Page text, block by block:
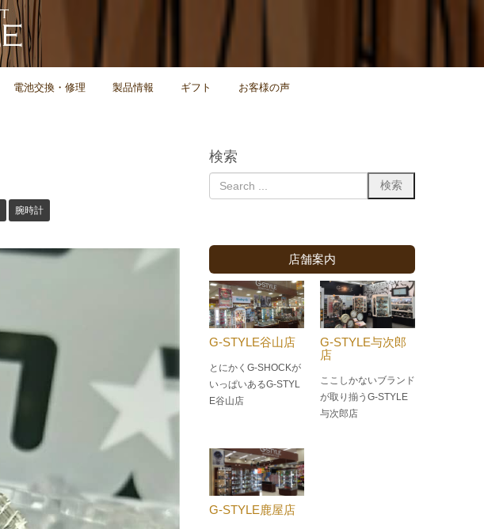
電池交換・修理 製品情報 ギフト お客様の声
腕時計
検索
店舗案内
G-STYLE谷山店
とにかくG-SHOCKが
いっぱいあるG-STYL
E谷山店
G-STYLE与次郎
店
ここしかないブランド
が取り揃うG-STYLE
与次郎店
G-STYLE鹿屋店